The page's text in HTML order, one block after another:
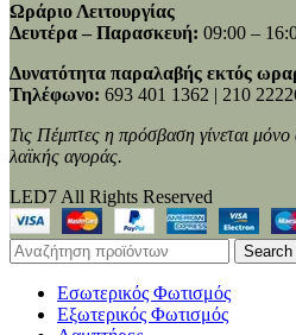
Ωράριο Λειτουργίας
Δευτέρα – Παρασκευή: 09:00 –
Δυνατότητα παραλαβής εκτός
Τηλέφωνο: 693 401 1362 | 210
Τις Πέμπτες η πρόσβαση γίνεται
λαϊκής αγοράς.
LED7 All Rights Reserved
Search
Εσωτερικός Φωτισμός
Εξωτερικός Φωτισμός